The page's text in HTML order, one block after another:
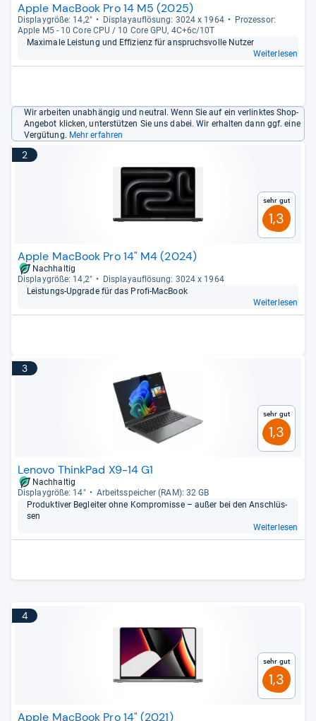
Apple MacBook Pro 14 M5 (2025)
Dis­play­größe: 14,2" Dis­pla­yauf­lö­sung: 3024 x 1964
Pro­zes­sor:
Apple M5 -​ 10 Core CPU /​ 10 Core GPU, 4C+6c/​10T
Maxi­male Leis­tung und Effi­zi­enz für anspruchs­volle Nut­zer
Weiterlesen
Wir arbeiten unabhängig und neutral. Wenn Sie auf ein verlinktes Shop-
Angebot klicken, unterstützen Sie uns dabei. Wir erhalten dann ggf. eine
Vergütung. Mehr erfahren
2
Sehr gut
1,3
Apple MacBook Pro 14" M4 (2024)
Nachhaltig
Dis­play­größe: 14,2"
Dis­pla­yauf­lö­sung: 3024 x 1964
Leis­tungs-​Upgrade für das Profi-​Mac­Book
Weiterlesen
3
Sehr gut
1,3
Lenovo ThinkPad X9-14 G1
Nachhaltig
Dis­play­größe: 14"
Arbeitsspei­cher (RAM): 32 GB
Pro­duk­ti­ver Beglei­ter ohne Kom­pro­misse – außer bei den Anschlüs­
sen
Weiterlesen
4
Sehr gut
1,3
Apple MacBook Pro 14" (2021)